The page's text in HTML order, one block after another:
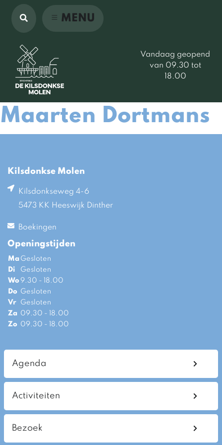
MENU
Vandaag geopend
van 09.30 tot
18.00
Maarten Dortmans
Kilsdonkse Molen
Kilsdonkseweg 4-6
5473 KK Heeswijk Dinther
Boekingen
Openingstijden
Ma Gesloten
Di
Gesloten
Wo 9.30 - 18.00
Do Gesloten
Vr
Gesloten
Za 09.30 - 18.00
Zo 09.30 - 18.00
Agenda
Activiteiten
Bezoek